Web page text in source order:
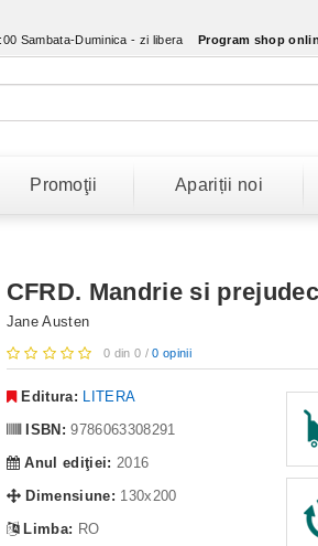
Sambata-Duminica - zi libera Program shop
Promoţii Apariții noi
CFRD. Mandrie si
Jane Austen
0 din 0 /0 opinii
Editura: LITERA
ISBN: 9786063308291
Anul ediţiei: 2016
Dimensiune: 130x200
Limba: RO